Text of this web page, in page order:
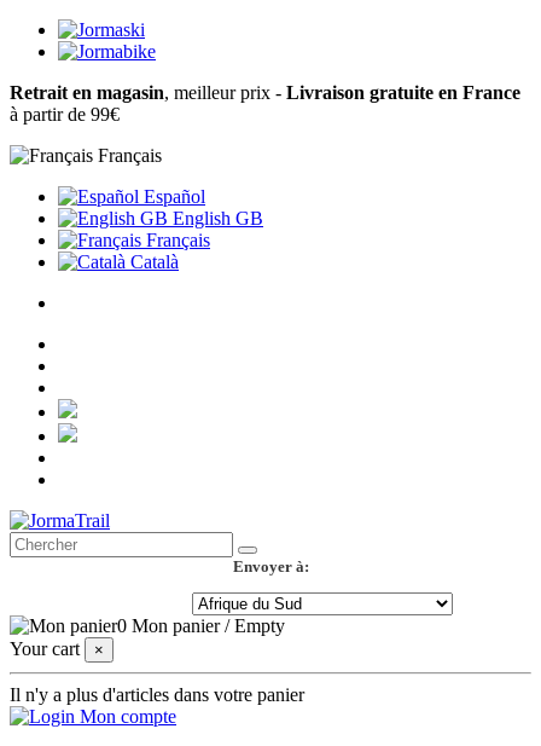
Retrait en magasin, meilleur prix - Livraison gratuite en France
à partir de 99€
Français
Español
English GB
Français
Català
Envoyer à:
0 Mon panier /Empty
Your cart
×
Il n'y a plus d'articles dans votre panier
Mon compte